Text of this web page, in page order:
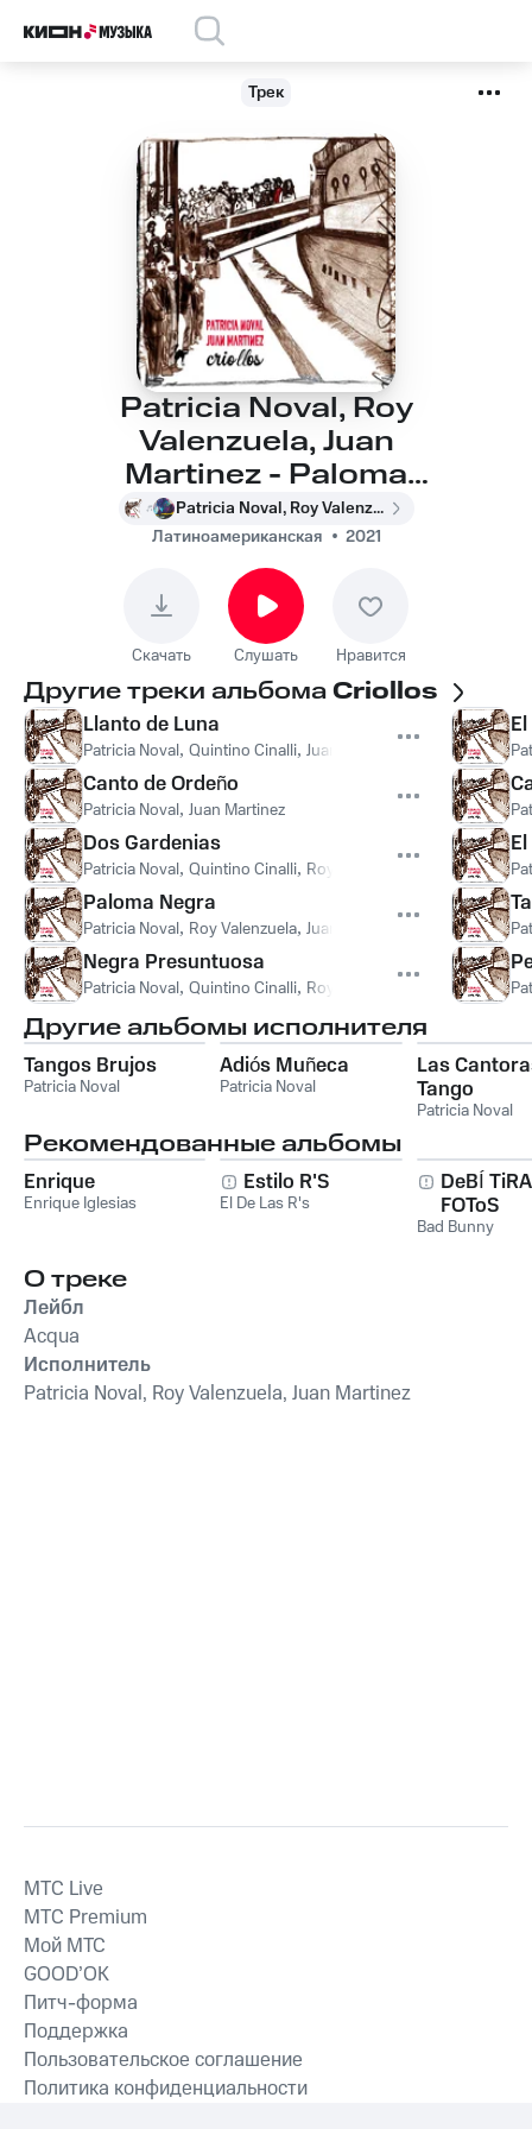
Трек
Patricia Noval, Roy
Valenzuela, Juan
Martinez - Paloma
Negra
Patricia Noval, Roy Valenzuela, Juan Martinez
Латиноамериканская
2021
Скачать Слушать Нравится
Другие треки альбомаCriollos
Llanto de Luna
Patricia Noval, Quintino Cinalli, Juan Martinez
Canto de Ordeño
Patricia Noval, Juan Martinez
Dos Gardenias
Patricia Noval, Quintino Cinalli, Roy Valenzuela Juan Martinez
Paloma Negra
Patricia Noval, Roy Valenzuela, Juan Martinez
Negra Presuntuosa
Patricia Noval, Quintino Cinalli, Roy Valenzuela Juan Martinez
Другие альбомы исполнителя
Tangos Brujos
Patricia Noval
Adiós Muñeca
Patricia Noval
Las
Tango
Patricia Noval
Рекомендованные альбомы
Enrique
Enrique Iglesias
Estilo R'S
El De Las R's
DeBÍ
FOToS
Bad Bunny
О треке
Лейбл
Acqua
Исполнитель
Patricia Noval, Roy Valenzuela, Juan Martinez
MTС Live
MTС Premium
Мой МТС
GOOD’OK
Питч-форма
Поддержка
Пользовательское соглашение
Политика конфиденциальности